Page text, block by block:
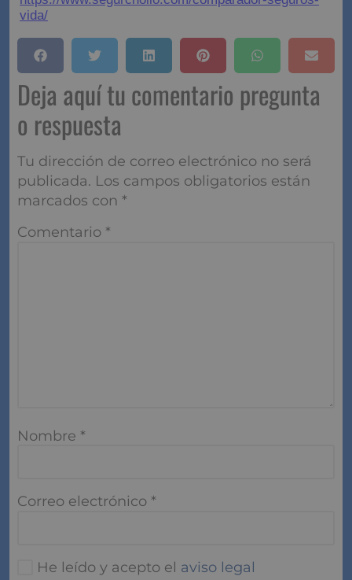
vida/
Deja aquí tu comentario pregunta
o respuesta
Tu dirección de correo electrónico no será
publicada. Los campos obligatorios están
marcados con *
Comentario *
Nombre *
Correo electrónico *
He leído y acepto el aviso legal